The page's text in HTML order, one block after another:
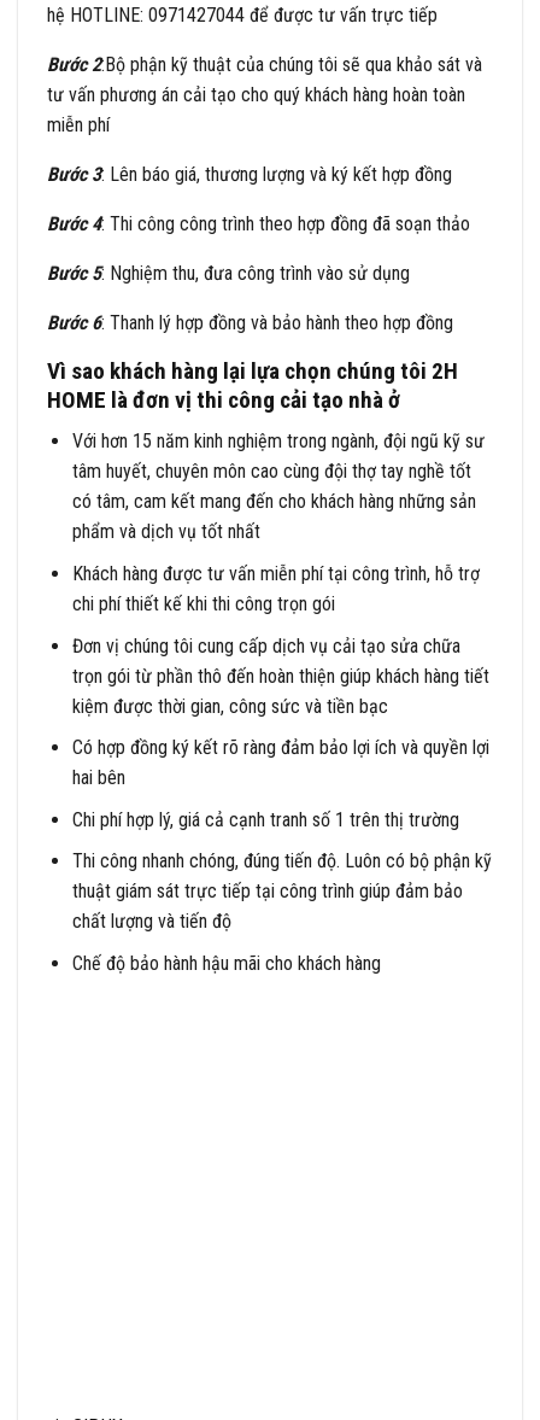
hệ HOTLINE: 0971427044 để được tư vấn trực tiếp
Bước 2:Bộ phận kỹ thuật của chúng tôi sẽ qua khảo sát và
tư vấn phương án cải tạo cho quý khách hàng hoàn toàn
miễn phí
Bước 3: Lên báo giá, thương lượng và ký kết hợp đồng
Bước 4: Thi công công trình theo hợp đồng đã soạn thảo
Bước 5: Nghiệm thu, đưa công trình vào sử dụng
Bước 6: Thanh lý hợp đồng và bảo hành theo hợp đồng
Vì sao khách hàng lại lựa chọn chúng tôi 2H
HOME là đơn vị thi công cải tạo nhà ở
Với hơn 15 năm kinh nghiệm trong ngành, đội ngũ kỹ sư
tâm huyết, chuyên môn cao cùng đội thợ tay nghề tốt
có tâm, cam kết mang đến cho khách hàng những sản
phẩm và dịch vụ tốt nhất
Khách hàng được tư vấn miễn phí tại công trình, hỗ trợ
chi phí thiết kế khi thi công trọn gói
Đơn vị chúng tôi cung cấp dịch vụ cải tạo sửa chữa
trọn gói từ phần thô đến hoàn thiện giúp khách hàng tiết
kiệm được thời gian, công sức và tiền bạc
Có hợp đồng ký kết rõ ràng đảm bảo lợi ích và quyền lợi
hai bên
Chi phí hợp lý, giá cả cạnh tranh số 1 trên thị trường
Thi công nhanh chóng, đúng tiến độ. Luôn có bộ phận kỹ
thuật giám sát trực tiếp tại công trình giúp đảm bảo
chất lượng và tiến độ
Chế độ bảo hành hậu mãi cho khách hàng